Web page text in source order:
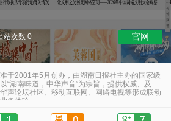
站次数 0 官网
于2001年5月创办，由湖南日报社主办的国家级
“湖南味道，中华声音”为宗旨，提供权威、及
声论坛社区、移动互联网、网络电视等形成联动
务体验